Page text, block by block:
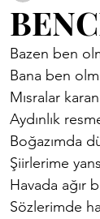
Bazen ben
Bana ben
Mısralar
Aydınlık
Boğazımda
Şiirlerime
Havada ağır
Sözlerimde